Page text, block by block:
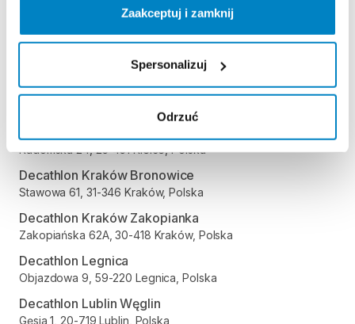
Zaakceptuj i zamknij
Spersonalizuj
Odrzuć
Poznańska 80-86, 62-800 Kalisz, Polska
Decathlon Katowice Trzy Stawy
Trasa Nikodema i Józefa Renców 30, 40-878 Katowice,
Radomska 24, 25-451 Kielce, Polska
Decathlon Kraków Bronowice
Stawowa 61, 31-346 Kraków, Polska
Decathlon Kraków Zakopianka
Zakopiańska 62A, 30-418 Kraków, Polska
Decathlon Legnica
Objazdowa 9, 59-220 Legnica, Polska
Decathlon Lublin Węglin
Gęsia 1, 20-719 Lublin, Polska